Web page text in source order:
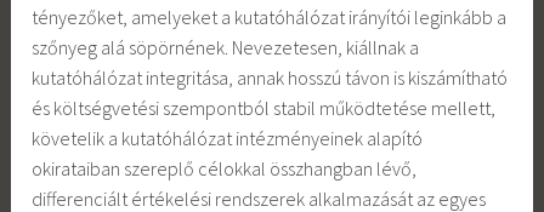
tényezőket, amelyeket a kutatóhálózat irányítói leginkább a
szőnyeg alá söpörnének. Nevezetesen, kiállnak a
kutatóhálózat integritása, annak hosszú távon is kiszámítható
és költségvetési szempontból stabil működtetése mellett,
követelik a kutatóhálózat intézményeinek alapító
okirataiban szereplő célokkal összhangban lévő,
differenciált értékelési rendszerek alkalmazását az egyes